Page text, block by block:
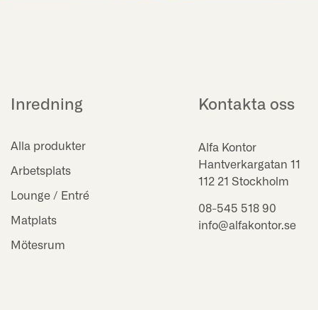
Inredning
Alla produkter
Arbetsplats
Lounge / Entré
Matplats
Mötesrum
Kontakta oss
Alfa Kontor
Hantverkargatan 11
112 21 Stockholm
08-545 518 90
info@alfakontor.se